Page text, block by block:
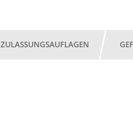
ZULASSUNGSAUFLAGEN